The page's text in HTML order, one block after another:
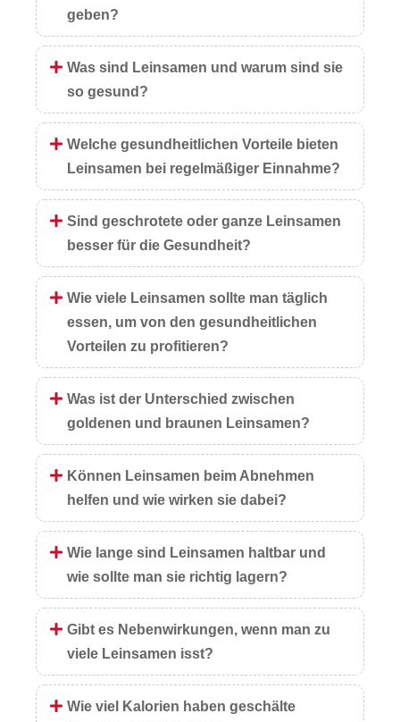
geben?
Was sind Leinsamen und warum sind sie
so gesund?
Welche gesundheitlichen Vorteile bieten
Leinsamen bei regelmäßiger Einnahme?
Sind geschrotete oder ganze Leinsamen
besser für die Gesundheit?
Wie viele Leinsamen sollte man täglich
essen, um von den gesundheitlichen
Vorteilen zu profitieren?
Was ist der Unterschied zwischen
goldenen und braunen Leinsamen?
Können Leinsamen beim Abnehmen
helfen und wie wirken sie dabei?
Wie lange sind Leinsamen haltbar und
wie sollte man sie richtig lagern?
Gibt es Nebenwirkungen, wenn man zu
viele Leinsamen isst?
Wie viel Kalorien haben geschälte